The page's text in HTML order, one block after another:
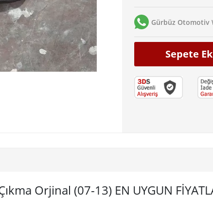
Gürbüz Otomotiv
Sepete
Orjinal (07-13) EN UYGUN